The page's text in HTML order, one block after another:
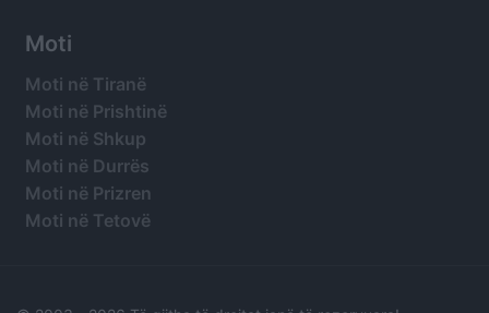
Moti
Moti në Tiranë
Moti në Prishtinë
Moti në Shkup
Moti në Durrës
Moti në Prizren
Moti në Tetovë